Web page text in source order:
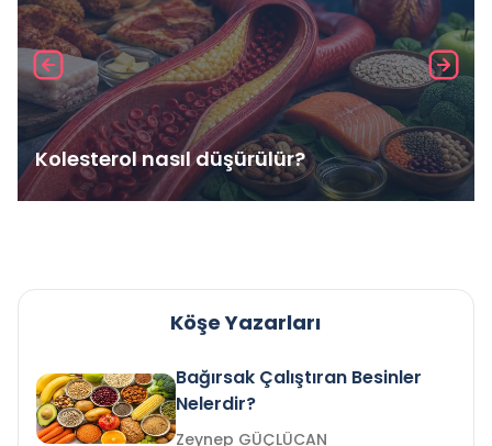
Kolesterol nasıl düşürülür?
Köşe Yazarları
Bağırsak Çalıştıran Besinler
Nelerdir?
Zeynep GÜÇLÜCAN